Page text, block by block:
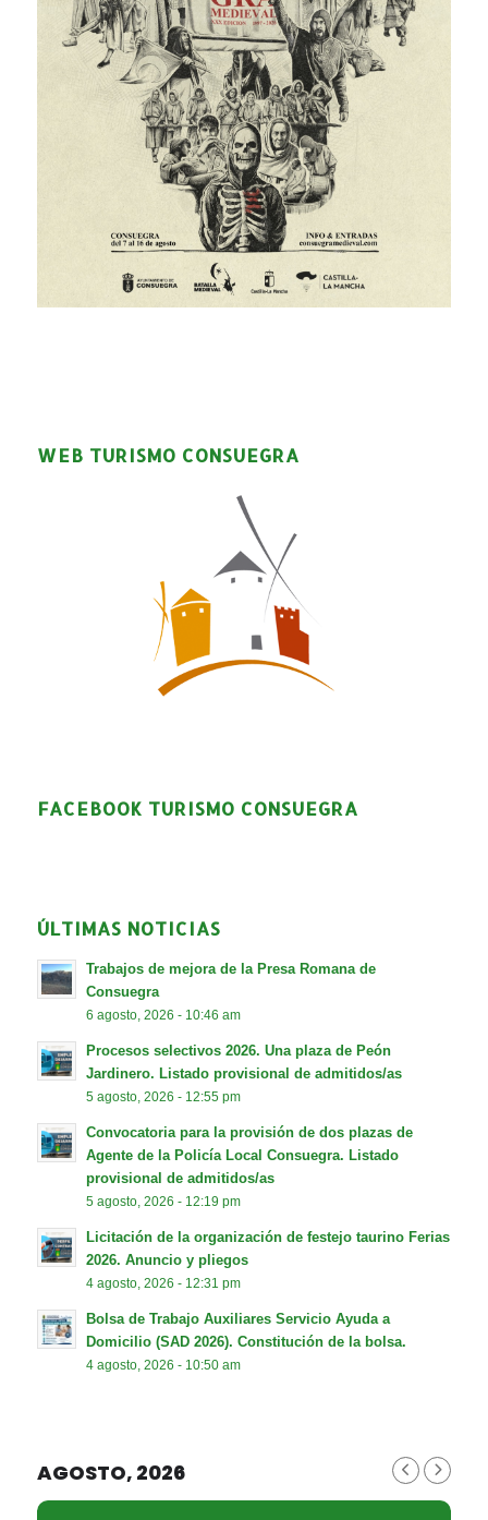
WEB TURISMO CONSUEGRA
FACEBOOK TURISMO CONSUEGRA
ÚLTIMAS NOTICIAS
Trabajos de mejora de la Presa Romana de
Consuegra
6 agosto, 2026 - 10:46 am
Procesos selectivos 2026. Una plaza de Peón
Jardinero. Listado provisional de admitidos/as
5 agosto, 2026 - 12:55 pm
Convocatoria para la provisión de dos plazas de
Agente de la Policía Local Consuegra. Listado
provisional de admitidos/as
5 agosto, 2026 - 12:19 pm
Licitación de la organización de festejo taurino Ferias
2026. Anuncio y pliegos
4 agosto, 2026 - 12:31 pm
Bolsa de Trabajo Auxiliares Servicio Ayuda a
Domicilio (SAD 2026). Constitución de la bolsa.
4 agosto, 2026 - 10:50 am
AGOSTO, 2026